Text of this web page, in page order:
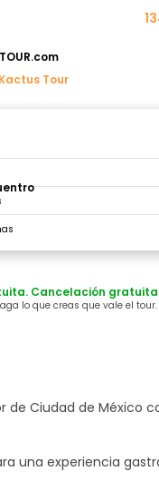
Kactus Tour
Cancelación
lo que creas que vale el tour.
de Ciudad de México
una experiencia